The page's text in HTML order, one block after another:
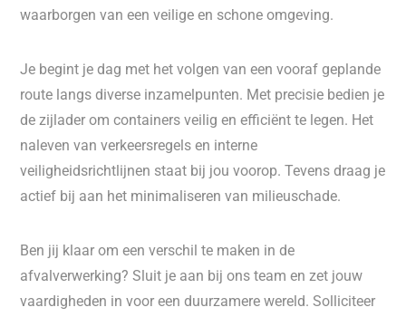
waarborgen van een veilige en schone omgeving.
Je begint je dag met het volgen van een vooraf geplande
route langs diverse inzamelpunten. Met precisie bedien je
de zijlader om containers veilig en efficiënt te legen. Het
naleven van verkeersregels en interne
veiligheidsrichtlijnen staat bij jou voorop. Tevens draag je
actief bij aan het minimaliseren van milieuschade.
Ben jij klaar om een verschil te maken in de
afvalverwerking? Sluit je aan bij ons team en zet jouw
vaardigheden in voor een duurzamere wereld. Solliciteer